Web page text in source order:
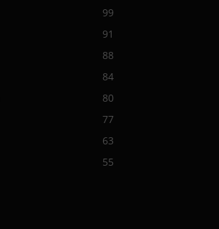
99
91
88
84
80
77
63
55